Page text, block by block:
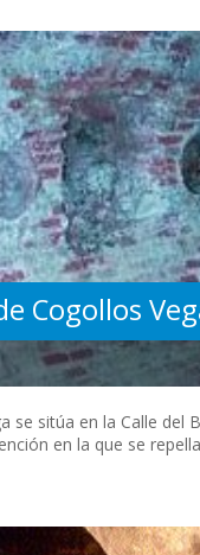
Cogollos
se sitúa en la Calle
en la que se